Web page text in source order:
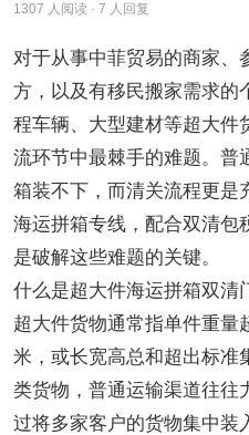
1307 人阅读 · 7 人回复
对于从事中菲贸易的商家、
方，以及有移民搬家需求的
程车辆、大型建材等超大件
流环节中最棘手的难题。普
箱装不下，而清关流程更是
海运拼箱专线，配合双清包
是破解这些难题的关键。
什么是超大件海运拼箱双清
超大件货物通常指单件重量
米，或长宽高总和超出标准
类货物，普通运输渠道往往
过将多家客户的货物集中装